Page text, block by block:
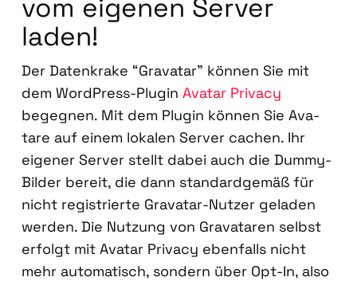
vom eige­nen Ser­ver
laden!
Der Daten­kra­ke “Grava­tar” kön­nen Sie mit
dem Word­Press-Plug­in Ava­tar Pri­va­cy
begeg­nen. Mit dem Plug­in kön­nen Sie Ava­
tare auf einem loka­len Ser­ver cachen. Ihr
eige­ner Ser­ver stellt dabei auch die Dum­my-
Bil­der bereit, die dann stan­dard­ge­mäß für
nicht regis­trier­te Grava­tar-Nut­zer gela­den
wer­den. Die Nut­zung von Grava­ta­ren selbst
erfolgt mit Ava­tar Pri­va­cy eben­falls nicht
mehr auto­ma­tisch, son­dern über Opt-In, also